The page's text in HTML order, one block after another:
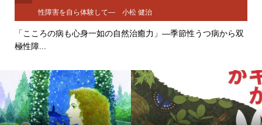
性障害を自ら体験して― 小松 健治
「こころの病も心身一如の自然治癒力」―季節性うつ病から双
極性障...